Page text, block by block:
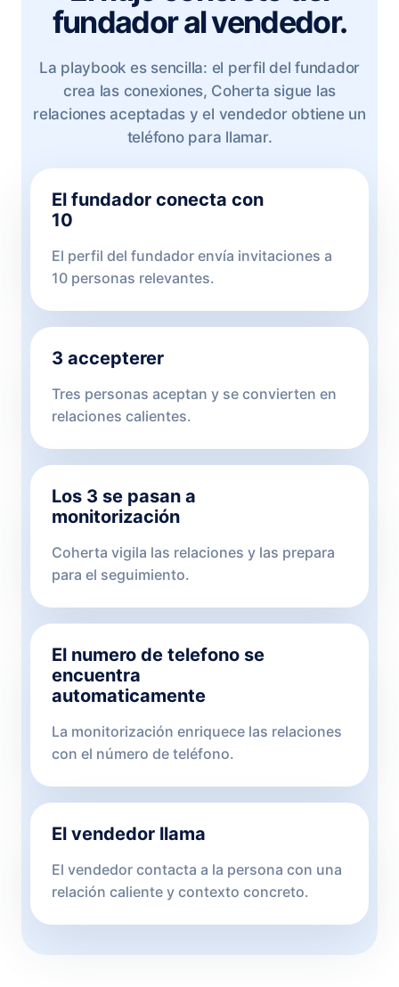
fundador al vendedor.
La playbook es sencilla: el perfil del fundador
crea las conexiones, Coherta sigue las
relaciones aceptadas y el vendedor obtiene un
teléfono para llamar.
El fundador conecta con
10
El perfil del fundador envía invitaciones a
10 personas relevantes.
3 accepterer
Tres personas aceptan y se convierten en
relaciones calientes.
Los 3 se pasan a
monitorización
Coherta vigila las relaciones y las prepara
para el seguimiento.
El numero de telefono se
encuentra
automaticamente
La monitorización enriquece las relaciones
con el número de teléfono.
El vendedor llama
El vendedor contacta a la persona con una
relación caliente y contexto concreto.